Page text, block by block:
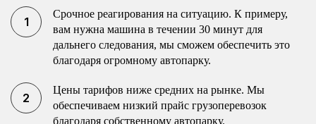
Срочное реагирования на ситуацию. К примеру,
вам нужна машина в течении 30 минут для
дальнего следования, мы сможем обеспечить это
благодаря огромному автопарку.
Цены тарифов ниже средних на рынке. Мы
обеспечиваем низкий прайс грузоперевозок
благодаря собственному автопарку.